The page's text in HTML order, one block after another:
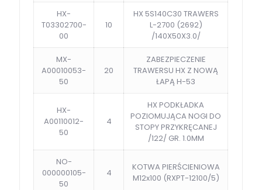
HX-
T03302700-
00
10
HX 5S140C30 TRAWERS
L-2700 (2692)
/140X50X3.0/
MX-
A00010053-
50
20
ZABEZPIECZENIE
TRAWERSU HX Z NOWĄ
ŁAPĄ H-53
HX-
A00110012-
50
4
HX PODKŁADKA
POZIOMUJĄCA NOGI DO
STOPY PRZYKRĘCANEJ
/122/ GR. 1.0MM
NO-
000000105-
50
4
KOTWA PIERŚCIENIOWA
M12x100 (RXPT-12100/5)